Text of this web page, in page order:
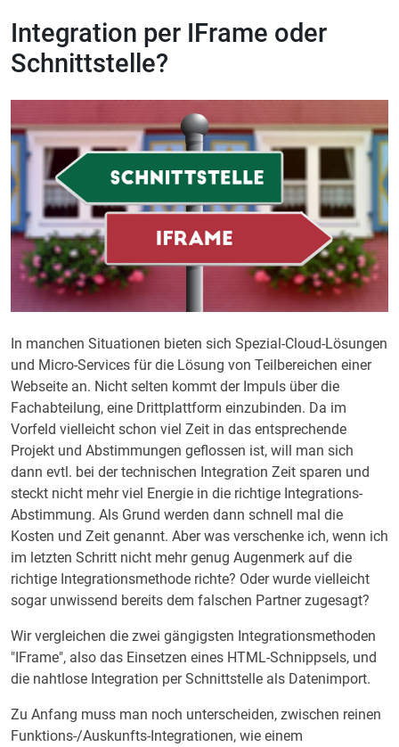
Integration per IFrame oder
Schnittstelle?
In manchen Situationen bieten sich Spezial-Cloud-Lösungen
und Micro-Services für die Lösung von Teilbereichen einer
Webseite an. Nicht selten kommt der Impuls über die
Fachabteilung, eine Drittplattform einzubinden. Da im
Vorfeld vielleicht schon viel Zeit in das entsprechende
Projekt und Abstimmungen geflossen ist, will man sich
dann evtl. bei der technischen Integration Zeit sparen und
steckt nicht mehr viel Energie in die richtige Integrations-
Abstimmung. Als Grund werden dann schnell mal die
Kosten und Zeit genannt. Aber was verschenke ich, wenn ich
im letzten Schritt nicht mehr genug Augenmerk auf die
richtige Integrationsmethode richte? Oder wurde vielleicht
sogar unwissend bereits dem falschen Partner zugesagt?
Wir vergleichen die zwei gängigsten Integrationsmethoden
"IFrame", also das Einsetzen eines HTML-Schnippsels, und
die nahtlose Integration per Schnittstelle als Datenimport.
Zu Anfang muss man noch unterscheiden, zwischen reinen
Funktions-/Auskunfts-Integrationen, wie einem